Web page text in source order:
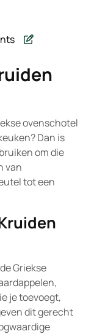
ovenschotel
Dan is
om die
van
tot een
Griekse
je toevoegt,
dit gerecht